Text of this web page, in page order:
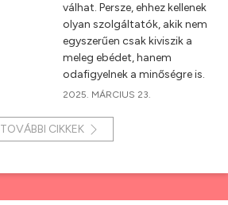
válhat. Persze, ehhez kellenek
olyan szolgáltatók, akik nem
egyszerűen csak kiviszik a
meleg ebédet, hanem
odafigyelnek a minőségre is.
2025. MÁRCIUS 23.
TOVÁBBI CIKKEK